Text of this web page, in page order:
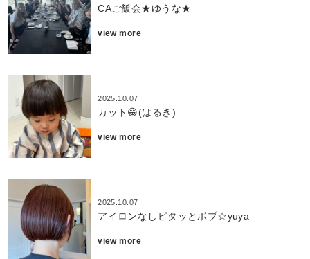
CAご飯会★ゆうな★
view more
2025.10.07
カット😁(はるき)
view more
2025.10.07
アイロンなしピタッとボブ☆yuya
view more